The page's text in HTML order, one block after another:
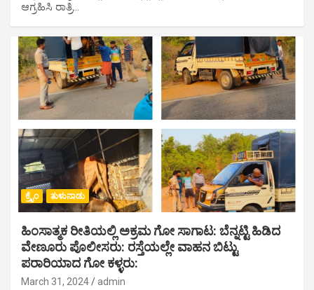
ಆಗ್ರಹಿಸಿ ರಾತ್ರಿ…
ಕ್ರೈಂ ತುಳುನಾಡು
ಹಿಂಸಾತ್ಮಕ ರೀತಿಯಲ್ಲಿ ಅಕ್ರಮ ಗೋ ಸಾಗಾಟ: ಬೆನ್ನಟ್ಟಿ ಹಿಡಿದ
ವೇಣೂರು ಪೊಲೀಸರು: ರಸ್ತೆಯಲ್ಲೇ ವಾಹನ ಬಿಟ್ಟು
ಪರಾರಿಯಾದ ಗೋ ಕಳ್ಳರು:
March 31, 2024 admin